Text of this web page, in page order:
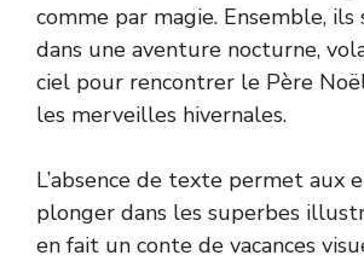
comme par magie. Ensemble, ils
dans une aventure nocturne,
ciel pour rencontrer le Père
les merveilles hivernales.
L’absence de texte permet aux
plonger dans les superbes
en fait un conte de vacances